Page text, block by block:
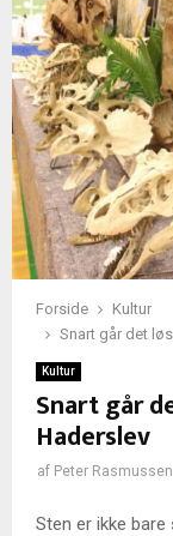
Forside
Kultur
Snart går det
Kultur
Snart går
Haderslev
af Peter Rasmussen
Sten er ikke